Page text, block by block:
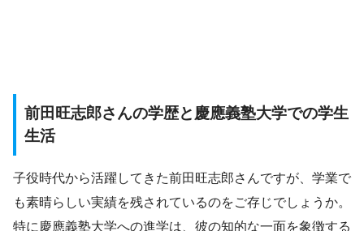
前田旺志郎さんの学歴と慶應義塾大学での学生
生活
子役時代から活躍してきた前田旺志郎さんですが、学業で
も素晴らしい実績を残されているのをご存じでしょうか。
特に慶應義塾大学への進学は、彼の知的な一面を象徴する